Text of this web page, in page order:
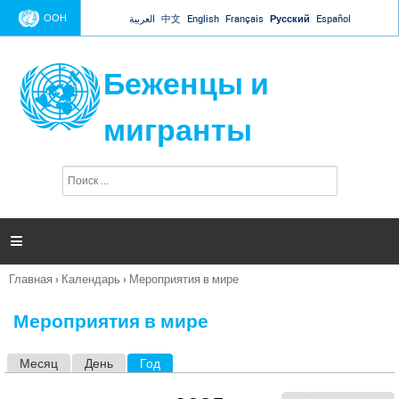
Jump to navigation
ООН العربية 中文 English Français Русский Español
Беженцы и
мигранты
п
и

Вы
Главная › Календарь › Мероприятия в мире
Мероприятия в мире
Месяц День Год